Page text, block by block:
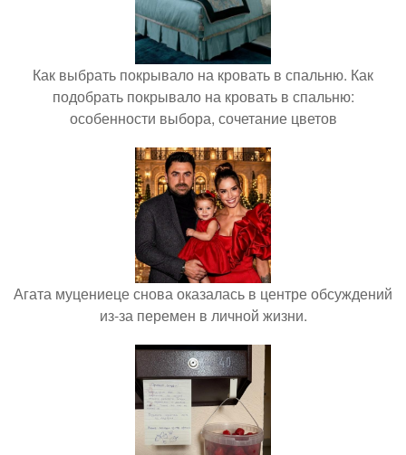
Как выбрать покрывало на кровать в спальню. Как
подобрать покрывало на кровать в спальню:
особенности выбора, сочетание цветов
Агата муцениеце снова оказалась в центре обсуждений
из-за перемен в личной жизни.